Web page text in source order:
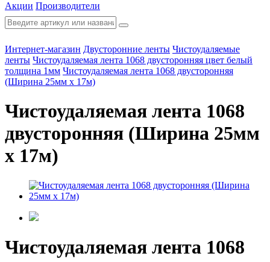
Акции Производители
Интернет-магазин Двусторонние ленты Чистоудаляемые
ленты Чистоудаляемая лента 1068 двусторонняя цвет белый
толщина 1мм Чистоудаляемая лента 1068 двусторонняя
(Ширина 25мм х 17м)
Чистоудаляемая лента 1068
двусторонняя (Ширина 25мм
х 17м)
Чистоудаляемая лента 1068